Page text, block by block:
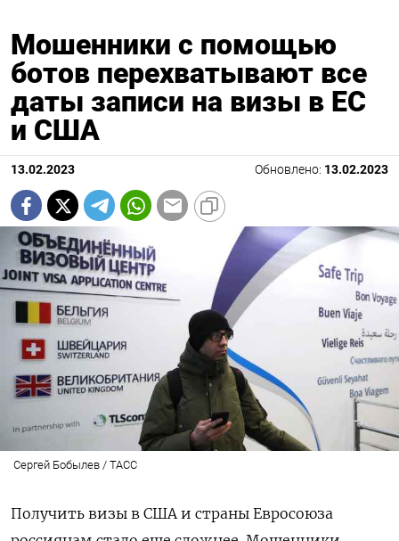
Мошенники с помощью
ботов перехватывают все
даты записи на визы в ЕС
и США
13.02.2023 Обновлено: 13.02.2023
Сергей Бобылев / ТАСС
Получить визы в США и страны Евросоюза